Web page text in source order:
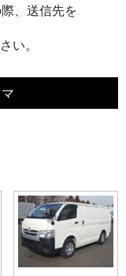
、送信先を
い。